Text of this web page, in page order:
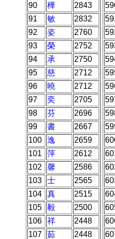
90
樺
2843
91
敏
2832
92
姿
2760
93
榮
2752
94
承
2750
95
慈
2712
96
曉
2712
97
奕
2705
98
芬
2696
99
書
2667
100
逸
2659
101
萍
2612
102
馨
2586
103
士
2565
104
真
2515
105
毅
2500
106
祥
2448
107
茹
2448